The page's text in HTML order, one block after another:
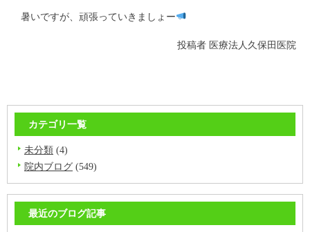
暑いですが、頑張っていきましょー
投稿者 医療法人久保田医院
カテゴリ一覧
未分類 (4)
院内ブログ (549)
最近のブログ記事